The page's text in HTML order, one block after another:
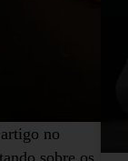
no